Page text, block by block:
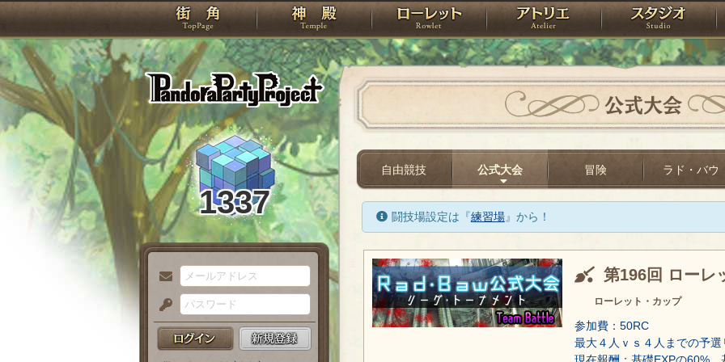
PandoraPartyProject
TOP 神殿 ローレット アトリエ
1337
メ
ー
ル
パ
ス
公式大会
自由競技 公式大会 冒険 ラド・バウ
闘技場設定は『練習場』から！
第196回 ローレ
ローレット・カップ
参加費：50RC
最大４人ｖｓ４人までの予